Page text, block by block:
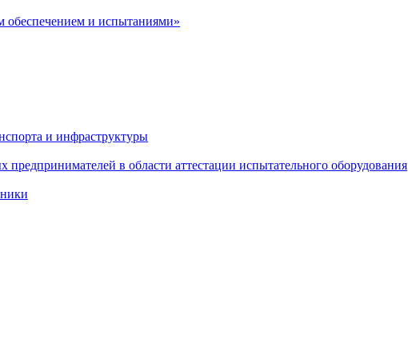
обеспечением и испытаниями»
и инфраструктуры
в области аттестации испытательного оборудования